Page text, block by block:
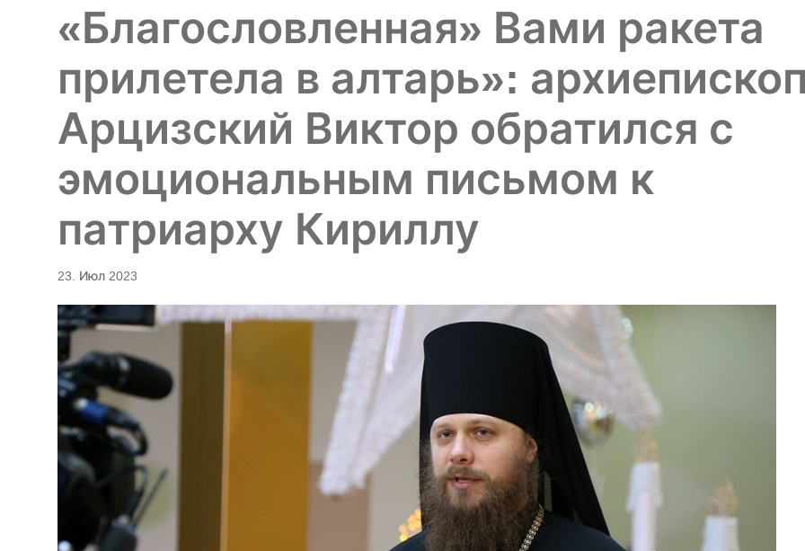
«Благословленная» Вами ракета
прилетела в алтарь»:
Арцизский Виктор обратился с
эмоциональным письмом к
патриарху Кириллу
23. Июл 2023